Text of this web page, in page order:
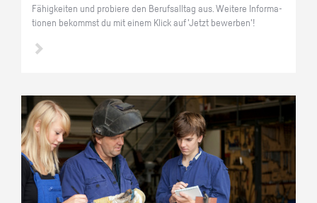
Fä­hig­kei­ten und pro­bie­re den Be­rufs­all­tag aus. Wei­te­re In­for­ma­
tio­nen be­kommst du mit einem Klick auf 'Jetzt be­wer­ben'!